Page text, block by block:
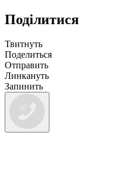
Поділитися
Твитнуть
Поделиться
Отправить
Линкануть
Запинить